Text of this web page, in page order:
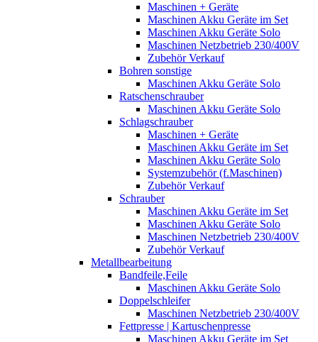
Maschinen + Geräte
Maschinen Akku Geräte im Set
Maschinen Akku Geräte Solo
Maschinen Netzbetrieb 230/400V
Zubehör Verkauf
Bohren sonstige
Maschinen Akku Geräte Solo
Ratschenschrauber
Maschinen Akku Geräte Solo
Schlagschrauber
Maschinen + Geräte
Maschinen Akku Geräte im Set
Maschinen Akku Geräte Solo
Systemzubehör (f.Maschinen)
Zubehör Verkauf
Schrauber
Maschinen Akku Geräte im Set
Maschinen Akku Geräte Solo
Maschinen Netzbetrieb 230/400V
Zubehör Verkauf
Metallbearbeitung
Bandfeile,Feile
Maschinen Akku Geräte Solo
Doppelschleifer
Maschinen Netzbetrieb 230/400V
Fettpresse | Kartuschenpresse
Maschinen Akku Geräte im Set